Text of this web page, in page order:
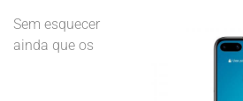
Sem esquecer
ainda que os